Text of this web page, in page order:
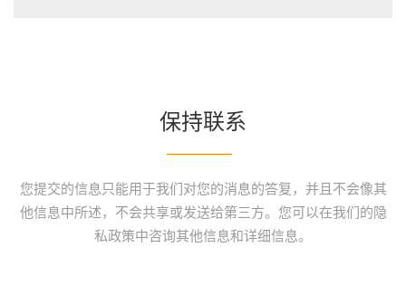
保持联系
您提交的信息只能用于我们对您的消息的答复，并且不会像其
他信息中所述，不会共享或发送给第三方。您可以在我们的隐
私政策中咨询其他信息和详细信息。